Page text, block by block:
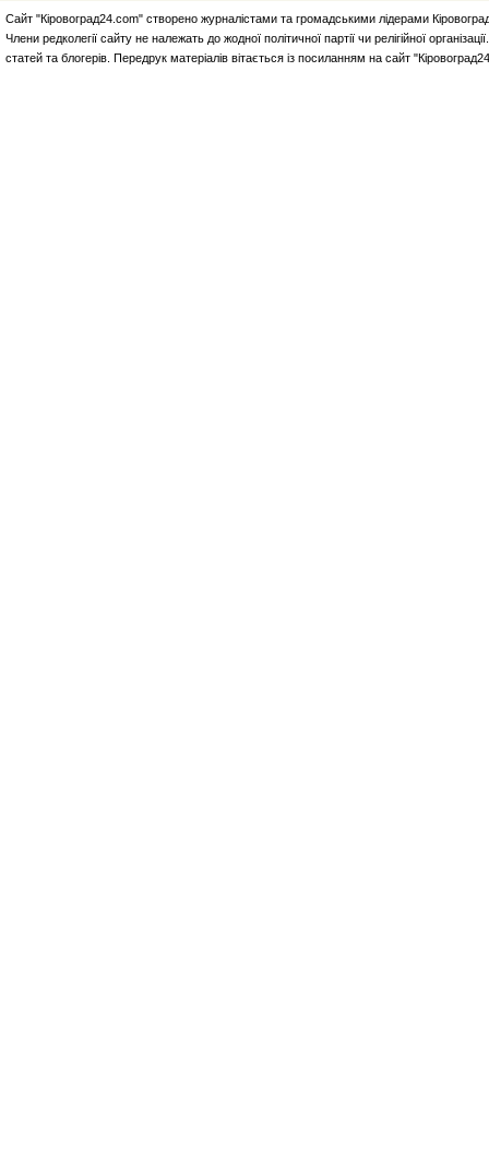
Сайт "Кіровоград24.com" створено журналістами та громадськими лідерами
Члени редколегії сайту не належать до жодної політичної партії чи релігійної
статей та блогерів. Передрук матеріалів вітається із посиланням на сайт